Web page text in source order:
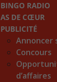
BINGO RADIO
AS DE CŒUR
PUBLICITÉ
Annoncer
Concours
d’affaires